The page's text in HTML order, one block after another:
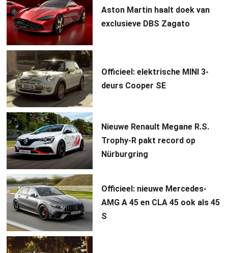
Aston Martin haalt doek van
exclusieve DBS Zagato
Officieel: elektrische MINI 3-
deurs Cooper SE
Nieuwe Renault Megane R.S.
Trophy-R pakt record op
Nürburgring
Officieel: nieuwe Mercedes-
AMG A 45 en CLA 45 ook als 45
S